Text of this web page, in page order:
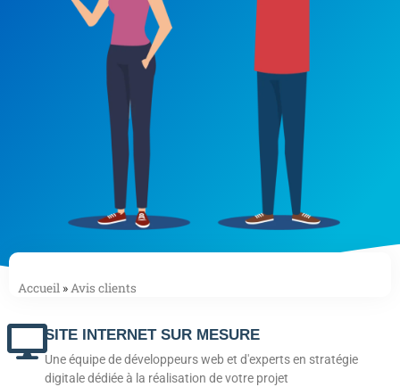
Accueil »Avis clients
SITE INTERNET SUR MESURE
Une équipe de développeurs web et d'experts en stratégie
digitale dédiée à la réalisation de votre projet